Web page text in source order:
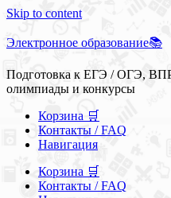
Skip to content
Электронное образование📚
Подготовка к ЕГЭ / ОГЭ,
олимпиады и конкурсы
Корзина 🛒
Контакты / FAQ
Навигация
Корзина 🛒
Контакты / FAQ